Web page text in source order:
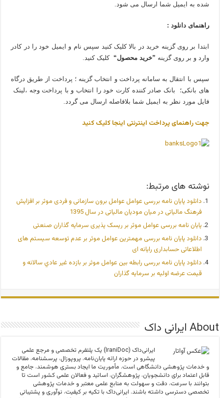
شده به ایمیل شما ارسال می شود.
راهنمای دانلود :
ابتدا بر روی گزینه خرید در بالا کلیک کنید سپس نام و ایمیل خود را در کادر
وارد و بر روی گزینه ”خرید محصول“ کلیک کنید.
سپس با انتقال به سامانه پرداخت و انتخاب گزینه ؛ پرداخت از طریق درگاه
های بانکی؛ بانک صادر کننده کارت خود را انتخاب و با پرداخت وجه ،لینک
فایل مورد نظر به ایمیل شما بلافاصله ارسال می گردد.
جهت راهنمای پرداخت اینترنتی اینجا کلیک کنید
نوشته های مرتبط:
دانلود پایان نامه بررسی عوامل عوامل برون سازمانی و فردی موثر بر افزایش
فرهنگ مالیاتی در میان مودیان مالیاتی در سال 1395
پایان نامه بررسی عوامل موثر بر ریسک پذیری سرمایه گذاران صنعتی
دانلود پایان نامه بررسی مهمترین عوامل موثر بر عدم توسعه سیستم های
اطلاعاتی حسابداری رایانه ای
دانلود پایان نامه بررسی رابطه بین عوامل موثر بر بازده غير عادي سالانه و
قيمت عرضه اوليه بر سرمایه گذاران
About ایرانی داک
ایرانی‌داک (IraniDoc) یک پلتفرم تخصصی و مرجع علمی
پیشرو در حوزه ارائه پایان‌نامه، پروپوزال، پرسشنامه، مقالات
و خدمات پژوهشی دانشگاهی است. مأموریت ما ایجاد بستری هوشمند، جامع و
قابل اعتماد برای دانشجویان، پژوهشگران، اساتید و فعالان علمی کشور است تا
بتوانند با سرعت، دقت و سهولت به منابع علمی معتبر و خدمات پژوهشی
تخصصی دسترسی داشته باشند. ایرانی‌داک با تکیه بر کیفیت، نوآوری و پشتیبانی